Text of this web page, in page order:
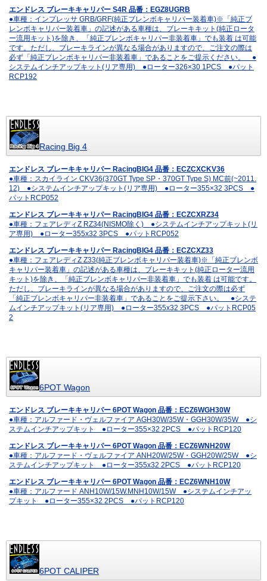
エンドレス ブレーキキャリパー S4R 品番：EGZ8UGRB
●車種：インプレッサ GRB/GRF(純正ブレンボキャリパー装着車)※「純正ブ
レンボキャリパー装着車」の記述がある車種は、ブレーキキット(純正ロータ
ー流用キット)を除き、「純正ブレンボキャリパー非装着車」でも装着 は可能
です。ただし、ブレーキラインが異なる場合がありますので、ご注文の際は
必ず「純正ブレンボキャリパー非装着車」であることをご提示ください。 ●
システムインチアップキット(リア専用) ●ローター326×30 1PCS ●パット
RCP192
Racing Big 4
エンドレス ブレーキキャリパー RacingBIG4 品番：ECZCXCKV36
●車種：スカイライン CKV36(370GT Type SP・370GT Type S) MC前(~2011.
12) ●システムインチアップキット(リア専用) ●ローター355×32 3PCS ●
パットRCP052
エンドレス ブレーキキャリパー RacingBIG4 品番：ECZCXRZ34
●車種：フェアレディZ RZ34(NISMO除く) ●システムインチアップキット(リ
ア専用) ●ローター355x32 3PCS ●パットRCP052
エンドレス ブレーキキャリパー RacingBIG4 品番：ECZCXZ33
●車種：フェアレディZ Z33(純正ブレンボキャリパー装着車)※「純正ブレンボ
キャリパー装着車」の記述がある車種は、ブレーキキット(純正ローター流用
キット)を除き、「純正ブレンボキャリパー非装着車」でも装着 は可能です。
ただし、ブレーキラインが異なる場合がありますので、ご注文の際は必ず
「純正ブレンボキャリパー非装着車」であることをご提示下さい。 ●システ
ムインチアップキット(リア専用) ●ローター355x32 3PCS ●パットRCP05
2
6POT Wagon
エンドレス ブレーキキャリパー 6POT Wagon 品番：ECZ6WGH30W
●車種：アルファード・ヴェルファイア AGH30W/35W・GGH30W/35W ●シ
ステムインチアップキット ●ローター355×32 2PCS ●パットRCP120
エンドレス ブレーキキャリパー 6POT Wagon 品番：ECZ6WNH20W
●車種：アルファード・ヴェルファイア ANH20W/25W・GGH20W/25W ●シ
ステムインチアップキット ●ローター355x32 2PCS ●パットRCP120
エンドレス ブレーキキャリパー 6POT Wagon 品番：ECZ6WNH10W
●車種：アルファード ANH10W/15W.MNH10W/15W ●システムインチアッ
プキット ●ローター355×32 2PCS ●パットRCP120
6POT CALIPER